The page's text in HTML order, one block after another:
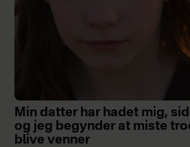
Min datter har hadet mig,
og jeg begynder at miste
blive venner